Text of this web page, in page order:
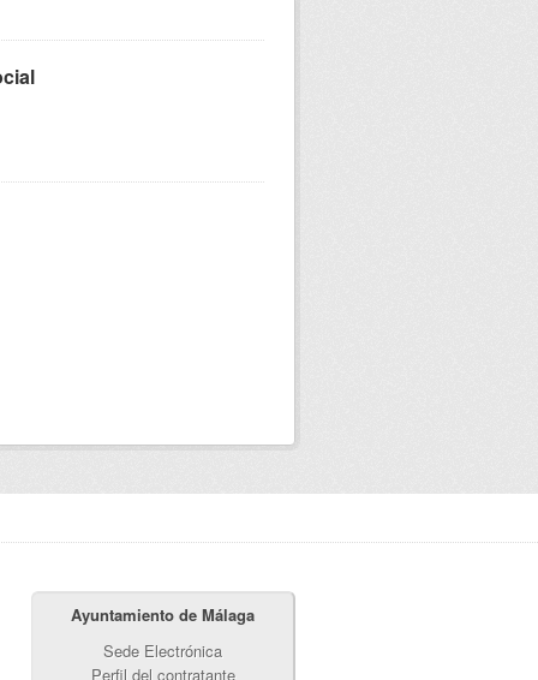
Ayuntamiento de Málaga
Sede Electrónica
Perfil del contratante